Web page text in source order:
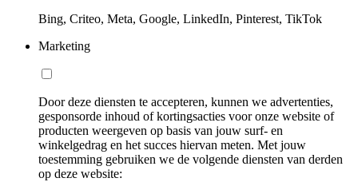
Bing, Criteo, Meta, Google, LinkedIn, Pinterest, TikTok
Marketing
Door deze diensten te accepteren, kunnen we advertenties,
gesponsorde inhoud of kortingsacties voor onze website of
producten weergeven op basis van jouw surf- en
winkelgedrag en het succes hiervan meten. Met jouw
toestemming gebruiken we de volgende diensten van derden
op deze website: